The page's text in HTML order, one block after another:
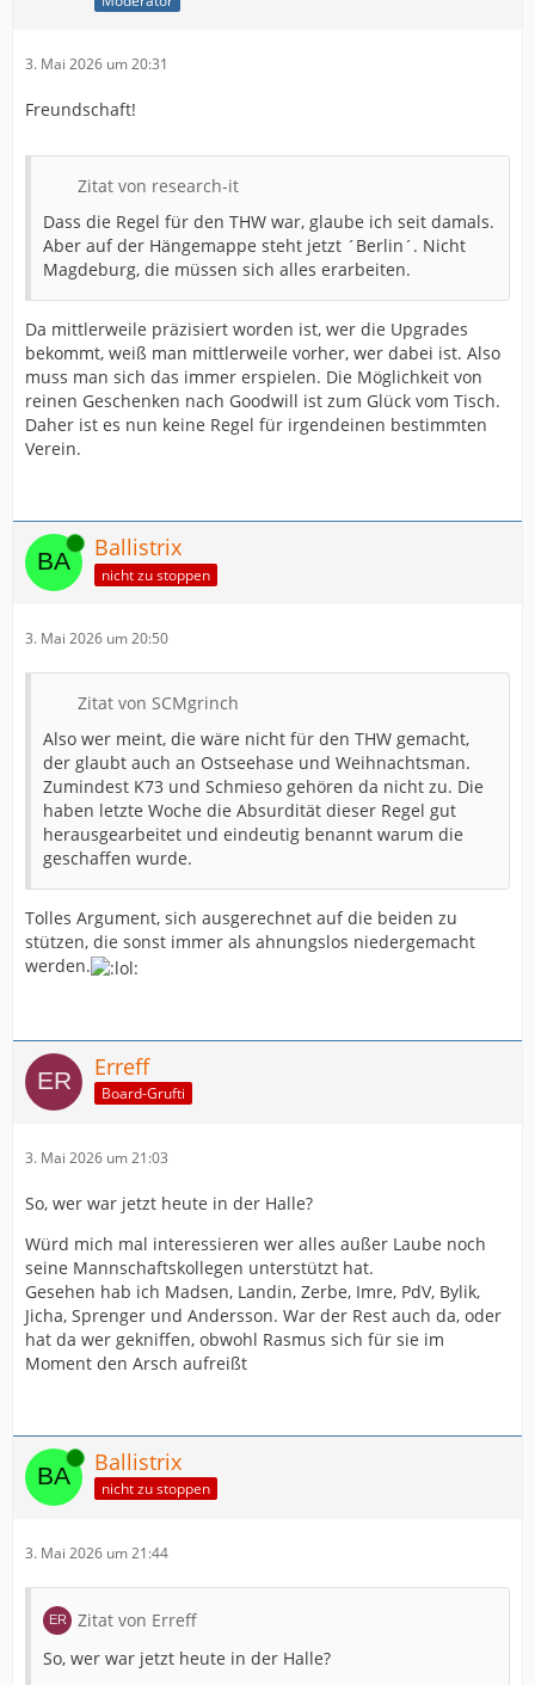
3. Mai 2026 um 20:31
Freundschaft!
Zitat von research-it
Dass die Regel für den THW war, glaube ich seit damals.
Aber auf der Hängemappe steht jetzt ´Berlin´. Nicht
Magdeburg, die müssen sich alles erarbeiten.
Da mittlerweile präzisiert worden ist, wer die Upgrades
bekommt, weiß man mittlerweile vorher, wer dabei ist. Also
muss man sich das immer erspielen. Die Möglichkeit von
reinen Geschenken nach Goodwill ist zum Glück vom Tisch.
Daher ist es nun keine Regel für irgendeinen bestimmten
Verein.
Online Ballistrix
nicht zu stoppen
3. Mai 2026 um 20:50
Zitat von SCMgrinch
Also wer meint, die wäre nicht für den THW gemacht,
der glaubt auch an Ostseehase und Weihnachtsman.
Zumindest K73 und Schmieso gehören da nicht zu. Die
haben letzte Woche die Absurdität dieser Regel gut
herausgearbeitet und eindeutig benannt warum die
geschaffen wurde.
Tolles Argument, sich ausgerechnet auf die beiden zu
stützen, die sonst immer als ahnungslos niedergemacht
werden.
Erreff
Board-Grufti
3. Mai 2026 um 21:03
So, wer war jetzt heute in der Halle?
Würd mich mal interessieren wer alles außer Laube noch
seine Mannschaftskollegen unterstützt hat.
Gesehen hab ich Madsen, Landin, Zerbe, Imre, PdV, Bylik,
Jicha, Sprenger und Andersson. War der Rest auch da, oder
hat da wer gekniffen, obwohl Rasmus sich für sie im
Moment den Arsch aufreißt
Online Ballistrix
nicht zu stoppen
3. Mai 2026 um 21:44
Zitat von Erreff
So, wer war jetzt heute in der Halle?